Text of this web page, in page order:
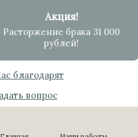
Акция!
Расторжение брака 31 000
рублей!